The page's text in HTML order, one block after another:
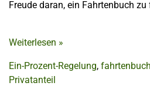
Freude daran, ein Fahrtenbuch zu
Weiterlesen »
Ein-Prozent-Regelung, fahrtenbuch
Privatanteil